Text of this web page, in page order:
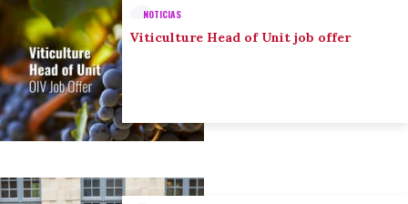
NOTICIAS
Viticulture Head of Unit job offer